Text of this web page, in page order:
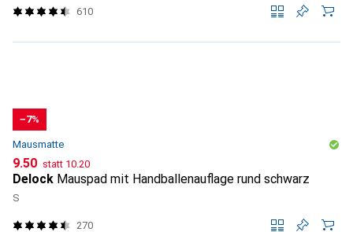
610
−7%
Mausmatte
CHF
9.50 statt CHF
10.20
Delock Mauspad mit Handballenauflage rund schwarz
S
270